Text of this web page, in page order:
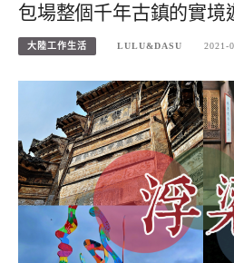
包場整個千年古鎮的實境
大陸工作生活 LULU&DASU 2021-